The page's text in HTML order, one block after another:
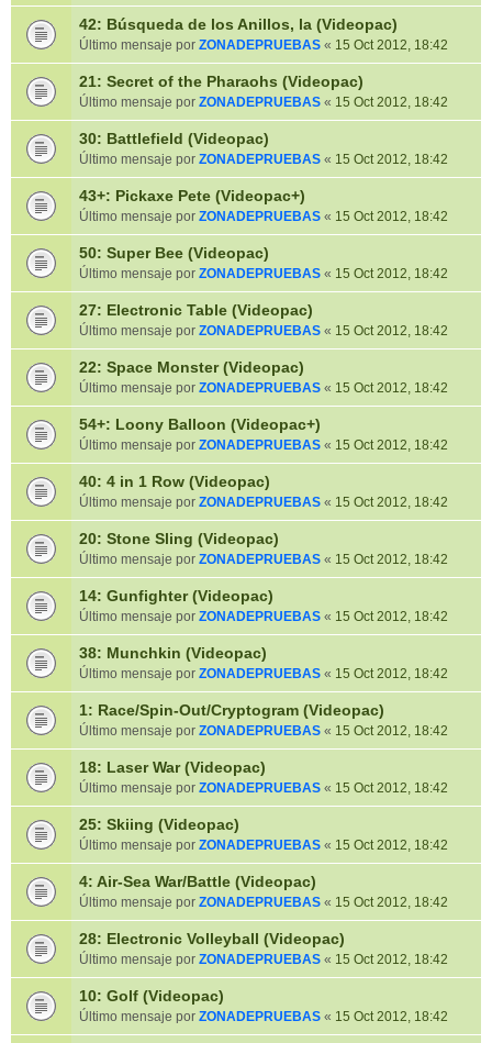
42: Búsqueda de los Anillos, la (Videopac)
Último mensaje por ZONADEPRUEBAS « 15 Oct 2012, 18:42
21: Secret of the Pharaohs (Videopac)
Último mensaje por ZONADEPRUEBAS « 15 Oct 2012, 18:42
30: Battlefield (Videopac)
Último mensaje por ZONADEPRUEBAS « 15 Oct 2012, 18:42
43+: Pickaxe Pete (Videopac+)
Último mensaje por ZONADEPRUEBAS « 15 Oct 2012, 18:42
50: Super Bee (Videopac)
Último mensaje por ZONADEPRUEBAS « 15 Oct 2012, 18:42
27: Electronic Table (Videopac)
Último mensaje por ZONADEPRUEBAS « 15 Oct 2012, 18:42
22: Space Monster (Videopac)
Último mensaje por ZONADEPRUEBAS « 15 Oct 2012, 18:42
54+: Loony Balloon (Videopac+)
Último mensaje por ZONADEPRUEBAS « 15 Oct 2012, 18:42
40: 4 in 1 Row (Videopac)
Último mensaje por ZONADEPRUEBAS « 15 Oct 2012, 18:42
20: Stone Sling (Videopac)
Último mensaje por ZONADEPRUEBAS « 15 Oct 2012, 18:42
14: Gunfighter (Videopac)
Último mensaje por ZONADEPRUEBAS « 15 Oct 2012, 18:42
38: Munchkin (Videopac)
Último mensaje por ZONADEPRUEBAS « 15 Oct 2012, 18:42
1: Race/Spin-Out/Cryptogram (Videopac)
Último mensaje por ZONADEPRUEBAS « 15 Oct 2012, 18:42
18: Laser War (Videopac)
Último mensaje por ZONADEPRUEBAS « 15 Oct 2012, 18:42
25: Skiing (Videopac)
Último mensaje por ZONADEPRUEBAS « 15 Oct 2012, 18:42
4: Air-Sea War/Battle (Videopac)
Último mensaje por ZONADEPRUEBAS « 15 Oct 2012, 18:42
28: Electronic Volleyball (Videopac)
Último mensaje por ZONADEPRUEBAS « 15 Oct 2012, 18:42
10: Golf (Videopac)
Último mensaje por ZONADEPRUEBAS « 15 Oct 2012, 18:42